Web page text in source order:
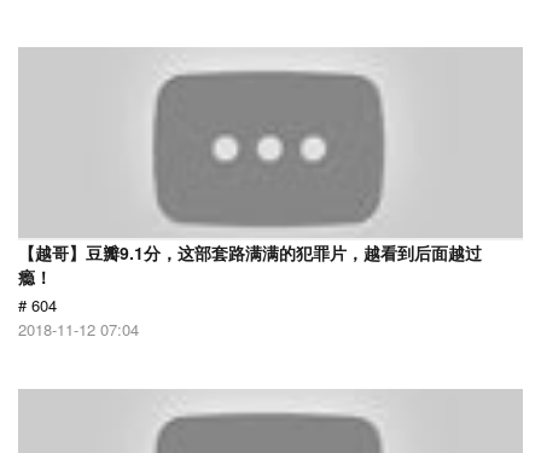
【越哥】豆瓣9.1分，这部套路满满的犯罪片，越看到后面越过
瘾！
# 604
2018-11-12 07:04